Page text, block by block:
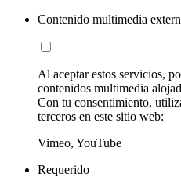
Contenido multimedia
Al aceptar estos servicios,
contenidos multimedia
Con tu consentimiento,
terceros en este sitio web:
Vimeo, YouTube
Requerido